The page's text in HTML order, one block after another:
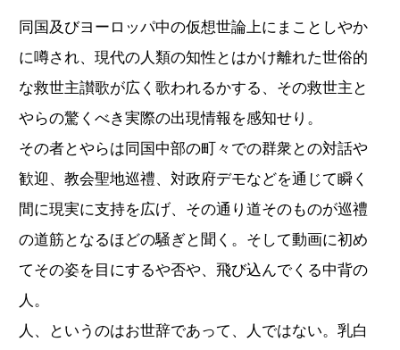
同国及びヨーロッパ中の仮想世論上にまことしやか
に噂され、現代の人類の知性とはかけ離れた世俗的
な救世主讃歌が広く歌われるかする、その救世主と
やらの驚くべき実際の出現情報を感知せり。
その者とやらは同国中部の町々での群衆との対話や
歓迎、教会聖地巡禮、対政府デモなどを通じて瞬く
間に現実に支持を広げ、その通り道そのものが巡禮
の道筋となるほどの騒ぎと聞く。そして動画に初め
てその姿を目にするや否や、飛び込んでくる中背の
人。
人、というのはお世辞であって、人ではない。乳白